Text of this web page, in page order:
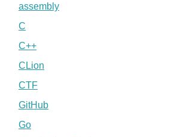
assembly
C
C++
CLion
CTF
GitHub
Go